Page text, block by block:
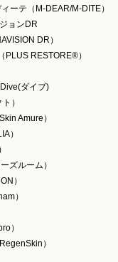
ーテ（M-DEAR/M-DITE）
ョンDR
DR）
PLUS RESTORE®）
ダイブ)
）
Amure）
）
ズルーム）
）
）
）
）